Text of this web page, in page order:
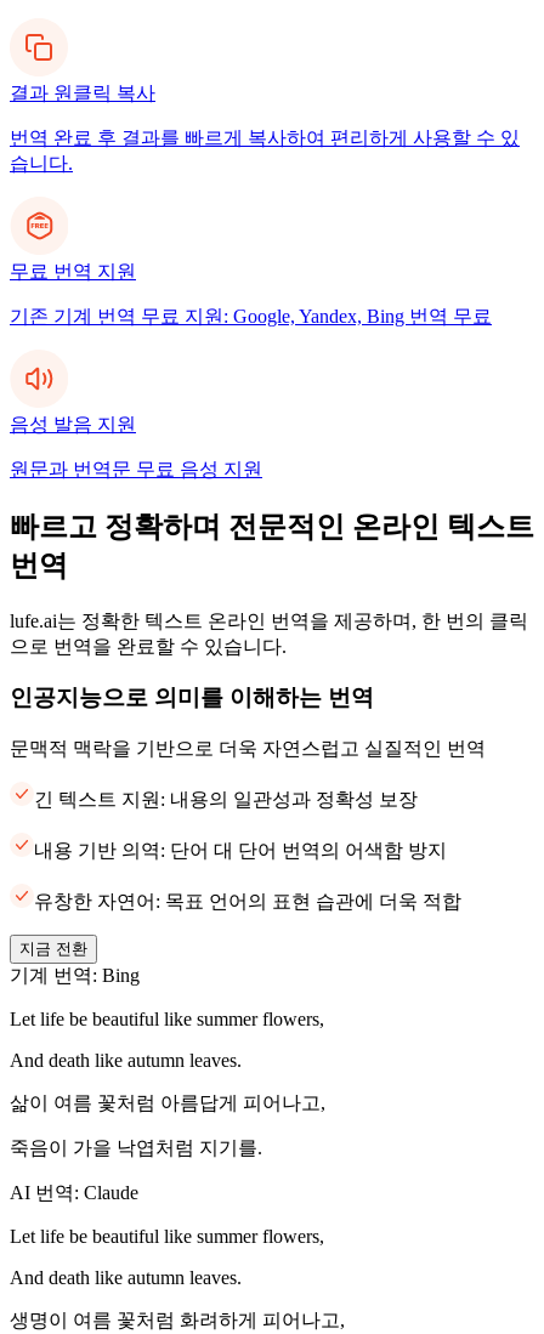
결과 원클릭 복사
번역 완료 후 결과를 빠르게 복사하여 편리하게 사용할 수 있
습니다.
무료 번역 지원
기존 기계 번역 무료 지원: Google, Yandex, Bing 번역 무료
음성 발음 지원
원문과 번역문 무료 음성 지원
빠르고 정확하며 전문적인 온라인 텍스트
번역
lufe.ai는 정확한 텍스트 온라인 번역을 제공하며, 한 번의 클릭
으로 번역을 완료할 수 있습니다.
인공지능으로 의미를 이해하는 번역
문맥적 맥락을 기반으로 더욱 자연스럽고 실질적인 번역
긴 텍스트 지원: 내용의 일관성과 정확성 보장
내용 기반 의역: 단어 대 단어 번역의 어색함 방지
유창한 자연어: 목표 언어의 표현 습관에 더욱 적합
지금 전환
기계 번역: Bing
Let life be beautiful like summer flowers,
And death like autumn leaves.
삶이 여름 꽃처럼 아름답게 피어나고,
죽음이 가을 낙엽처럼 지기를.
AI 번역: Claude
Let life be beautiful like summer flowers,
And death like autumn leaves.
생명이 여름 꽃처럼 화려하게 피어나고,